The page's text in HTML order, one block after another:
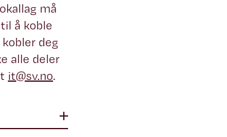
må
å koble
deg
alle deler
it@sv.no.